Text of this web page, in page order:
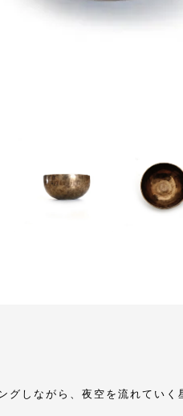
グしながら、夜空を流れてい